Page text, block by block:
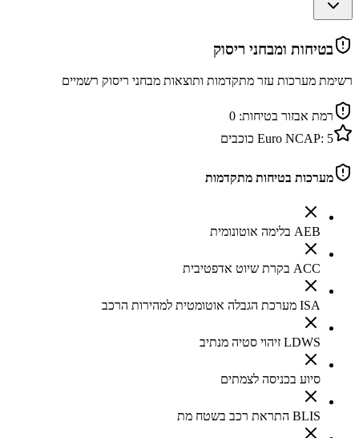
בטיחות ומבחני ריסוק
רשימת מערכות עזר מתקדמות ותוצאות מבחני ריסוק רשמיים
רמת אבזור בטיחות: 0
Euro NCAP: 5 כוכבים
מערכות בטיחות מתקדמות
AEB בלימה אוטונומית
ACC בקרת שיוט אדפטיבית
ISA מערכת הגבלה אוטומטית למהירות הרכב
LDWS זיהוי סטיה מנתיב
סיוע בכניסה לצמתים
BLIS התראת רכב בשטח מת